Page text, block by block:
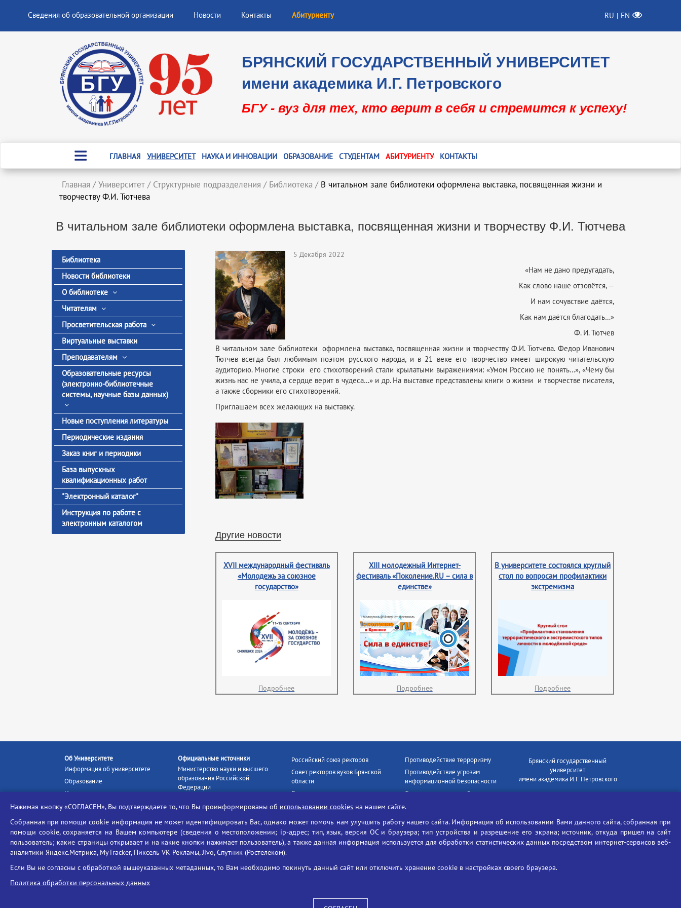
Сведения об образовательной организации Новости Контакты Абитуриенту RU | EN
БРЯНСКИЙ ГОСУДАРСТВЕННЫЙ УНИВЕРСИТЕТ
имени академика И.Г. Петровского
БГУ - вуз для тех, кто верит в себя и стремится к успеху!
ГЛАВНАЯ УНИВЕРСИТЕТ НАУКА И ИННОВАЦИИ ОБРАЗОВАНИЕ СТУДЕНТАМ АБИТУРИЕНТУ КОНТАКТЫ
Главная / Университет / Структурные подразделения / Библиотека / В читальном зале библиотеки оформлена выставка, посвященная жизни и
творчеству Ф.И. Тютчева
В читальном зале библиотеки оформлена выставка, посвященная жизни и творчеству Ф.И. Тютчева
Библиотека
Новости библиотеки
О библиотеке
Читателям
Просветительская работа
Виртуальные выставки
Преподавателям
Образовательные ресурсы
(электронно-библиотечные
системы, научные базы данных)
Новые поступления литературы
Периодические издания
Заказ книг и периодики
База выпускных
квалификационных работ
"Электронный каталог"
Инструкция по работе с
электронным каталогом
5 Декабря 2022
«Нам не дано предугадать,
Как слово наше отзовётся, —
И нам сочувствие даётся,
Как нам даётся благодать…»
Ф. И. Тютчев
В читальном зале библиотеки оформлена выставка, посвященная жизни и творчеству Ф.И. Тютчева. Федор Иванович
Тютчев всегда был любимым поэтом русского народа, и в 21 веке его творчество имеет широкую читательскую
аудиторию. Многие строки его стихотворений стали крылатыми выражениями: «Умом Россию не понять…», «Чему бы
жизнь нас не учила, а сердце верит в чудеса…» и др. На выставке представлены книги о жизни и творчестве писателя,
а также сборники его стихотворений.
Приглашаем всех желающих на выставку.
Другие новости
XVII международный фестиваль
«Молодежь за союзное
государство»
Подробнее
XIII молодежный Интернет-
фестиваль «Поколение.RU – сила в
единстве»
Подробнее
В университете состоялся круглый
стол по вопросам профилактики
экстремизма
Подробнее
Об Университете
Информация об университете
Образование
Наука и инновации
Абитуриенту
Ассоциация выпускников
Центр тестирования
иностранных граждан
Конкурс на замещение
должностей научно-
педагогических работников
Официальные источники
Министерство науки и высшего
образования Российской
Федерации
Портал «Российское
образование»
Единое окно информационных
ресурсов
Единая коллекция цифровых
образовательных ресурсов
Российский союз ректоров
Совет ректоров вузов Брянской
области
Росстудцентр
Наши партнёры
Портал «Русский язык»
Учительская газета
Единый портал государственных
Противодействие терроризму
Противодействие угрозам
информационной безопасности
Социальные ролики - Генеральная
БГУ против наркотиков
Брянский государственный
университет
имени академика И.Г. Петровского
Телефон: +7(4832)58-90-85
Нажимая кнопку «СОГЛАСЕН», Вы подтверждаете то, что Вы проинформированы об использовании cookies на нашем сайте.
Собранная при помощи cookie информация не может идентифицировать Вас, однако может помочь нам улучшить работу нашего сайта. Информация об использовании Вами данного сайта, собранная при
помощи cookie, сохраняется на Вашем компьютере (сведения о местоположении; ip-адрес; тип, язык, версия ОС и браузера; тип устройства и разрешение его экрана; источник, откуда пришел на сайт
пользователь; какие страницы открывает и на какие кнопки нажимает пользователь), а также данная информация используется для обработки статистических данных посредством интернет-сервисов веб-
аналитики Яндекс.Метрика, MyTracker, Пиксель VK Рекламы, Jivo, Спутник (Ростелеком).
Если Вы не согласны с обработкой вышеуказанных метаданных, то Вам необходимо покинуть данный сайт или отключить хранение cookie в настройках своего браузера.
Политика обработки персональных данных